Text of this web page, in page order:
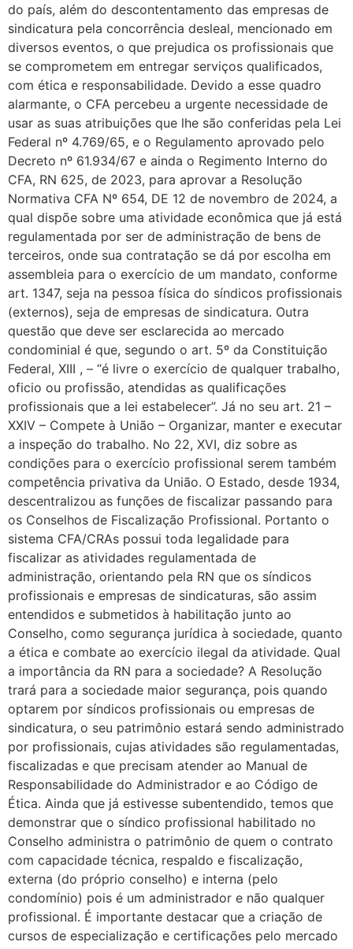
do país, além do descontentamento das empresas de
sindicatura pela concorrência desleal, mencionado em
diversos eventos, o que prejudica os profissionais que
se comprometem em entregar serviços qualificados,
com ética e responsabilidade. Devido a esse quadro
alarmante, o CFA percebeu a urgente necessidade de
usar as suas atribuições que lhe são conferidas pela Lei
Federal nº 4.769/65, e o Regulamento aprovado pelo
Decreto nº 61.934/67 e ainda o Regimento Interno do
CFA, RN 625, de 2023, para aprovar a Resolução
Normativa CFA Nº 654, DE 12 de novembro de 2024, a
qual dispõe sobre uma atividade econômica que já está
regulamentada por ser de administração de bens de
terceiros, onde sua contratação se dá por escolha em
assembleia para o exercício de um mandato, conforme
art. 1347, seja na pessoa física do síndicos profissionais
(externos), seja de empresas de sindicatura. Outra
questão que deve ser esclarecida ao mercado
condominial é que, segundo o art. 5º da Constituição
Federal, XIII , – “é livre o exercício de qualquer trabalho,
oficio ou profissão, atendidas as qualificações
profissionais que a lei estabelecer”. Já no seu art. 21 –
XXIV – Compete à União – Organizar, manter e executar
a inspeção do trabalho. No 22, XVI, diz sobre as
condições para o exercício profissional serem também
competência privativa da União. O Estado, desde 1934,
descentralizou as funções de fiscalizar passando para
os Conselhos de Fiscalização Profissional. Portanto o
sistema CFA/CRAs possui toda legalidade para
fiscalizar as atividades regulamentada de
administração, orientando pela RN que os síndicos
profissionais e empresas de sindicaturas, são assim
entendidos e submetidos à habilitação junto ao
Conselho, como segurança jurídica à sociedade, quanto
a ética e combate ao exercício ilegal da atividade. Qual
a importância da RN para a sociedade? A Resolução
trará para a sociedade maior segurança, pois quando
optarem por síndicos profissionais ou empresas de
sindicatura, o seu patrimônio estará sendo administrado
por profissionais, cujas atividades são regulamentadas,
fiscalizadas e que precisam atender ao Manual de
Responsabilidade do Administrador e ao Código de
Ética. Ainda que já estivesse subentendido, temos que
demonstrar que o síndico profissional habilitado no
Conselho administra o patrimônio de quem o contrato
com capacidade técnica, respaldo e fiscalização,
externa (do próprio conselho) e interna (pelo
condomínio) pois é um administrador e não qualquer
profissional. É importante destacar que a criação de
cursos de especialização e certificações pelo mercado